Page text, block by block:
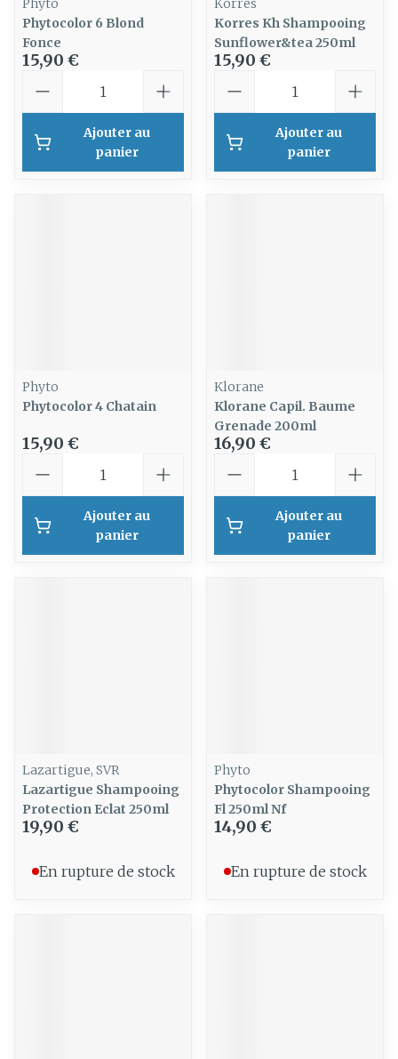
Phyto
Phytocolor 6 Blond
Fonce
15,90 €
Ajouter au
panier
Korres
Korres Kh Shampooing
Sunflower&tea 250ml
15,90 €
Ajouter au
panier
Phyto
Phytocolor 4 Chatain
15,90 €
Ajouter au
panier
Klorane
Klorane Capil. Baume
Grenade 200ml
16,90 €
Ajouter au
panier
Lazartigue, SVR
Lazartigue Shampooing
Protection Eclat 250ml
19,90 €
En rupture de stock
Phyto
Phytocolor Shampooing
Fl 250ml Nf
14,90 €
En rupture de stock